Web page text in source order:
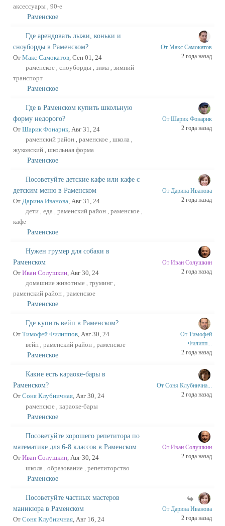
аксессуары
90-е
Раменское
Где арендовать лыжи, коньки и
сноуборды в Раменском?
От Макс Самокатов, Сен 01, 24
раменское сноуборды зима зимний
транспорт
Раменское
От Макс Самокатов
2 года назад
Где в Раменском купить школьную
форму недорого?
От Шарик Фонарик, Авг 31, 24
раменский район раменское школа
жуковский школьная форма
Раменское
От Шарик Фонарик
2 года назад
Посоветуйте детские кафе или кафе с
детским меню в Раменском
От Дарина Иванова, Авг 31, 24
дети еда раменский район раменское
кафе
Раменское
От Дарина Иванова
2 года назад
Нужен грумер для собаки в
Раменском
От Иван Солушкин, Авг 30, 24
домашние животные груминг
раменский район раменское
Раменское
От Иван Солушкин
2 года назад
Где купить вейп в Раменском?
От Тимофей Филиппов, Авг 30, 24
вейп раменский район раменское
Раменское
От Тимофей
Филипп...
2 года назад
Какие есть караоке-бары в
Раменском?
От Соня Клубничная, Авг 30, 24
раменское караоке-бары
Раменское
От Соня Клубнична...
2 года назад
Посоветуйте хорошего репетитора по
математике для 6-8 классов в Раменском
От Иван Солушкин, Авг 30, 24
школа образование репетиторство
Раменское
От Иван Солушкин
2 года назад
Посоветуйте частных мастеров
маникюра в Раменском
От Соня Клубничная, Авг 16, 24
От Дарина Иванова
2 года назад